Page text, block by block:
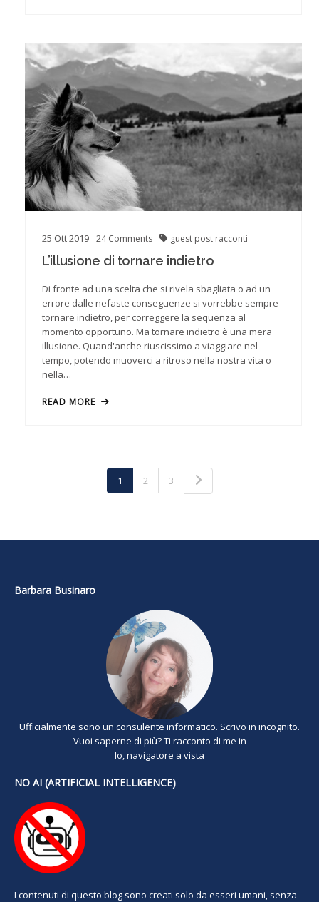
25 Ott2019 24Comments guest post racconti
L’illusione di tornare indietro
Di fronte ad una scelta che si rivela sbagliata o ad un
errore dalle nefaste conseguenze si vorrebbe sempre
tornare indietro, per correggere la sequenza al
momento opportuno. Ma tornare indietro è una mera
illusione. Quand'anche riuscissimo a viaggiare nel
tempo, potendo muoverci a ritroso nella nostra vita o
nella…
READ MORE
1 2 3
Barbara Businaro
Ufficialmente sono un consulente informatico. Scrivo in incognito.
Vuoi saperne di più? Ti racconto di me in
Io, navigatore a vista
NO AI (ARTIFICIAL INTELLIGENCE)
I contenuti di questo blog sono creati solo da esseri umani, senza